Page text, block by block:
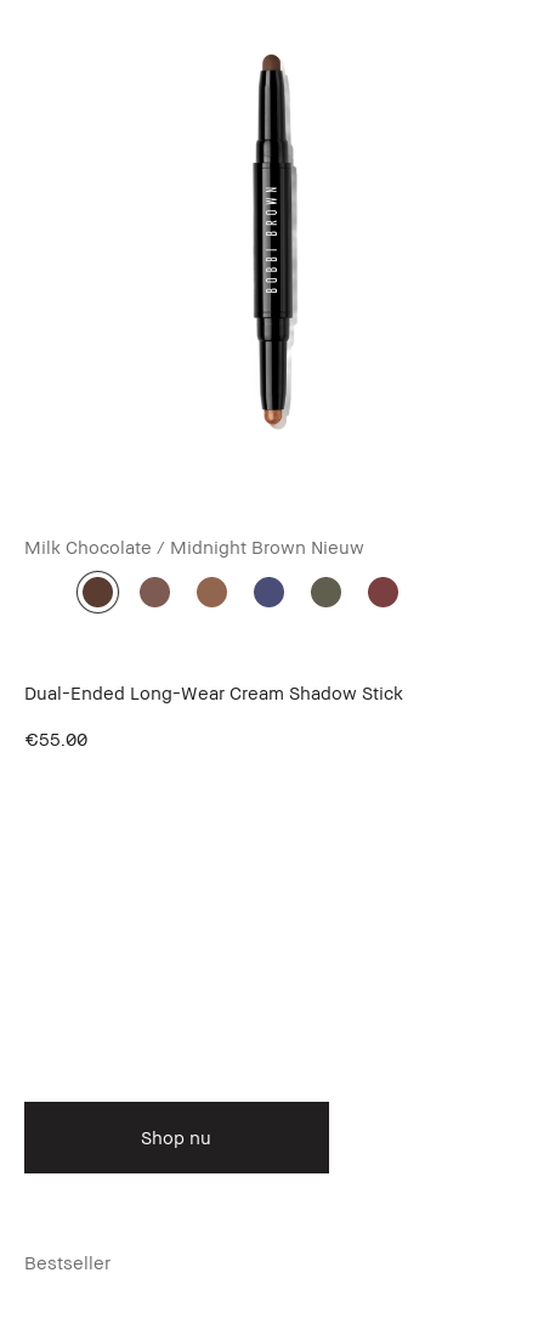
Milk Chocolate / Midnight Brown Nieuw
Dual-Ended Long-Wear Cream Shadow Stick
€55.00
Shop nu
Bestseller